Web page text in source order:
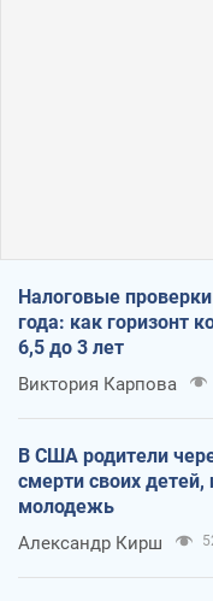
Налоговые
года: как горизонт
6,5 до 3 лет
Виктория Карпова
В США родители
смерти своих
молодежь
Александр Кирш